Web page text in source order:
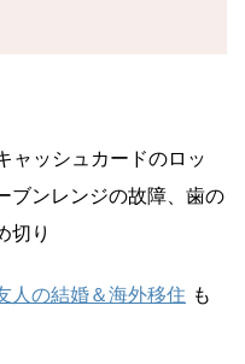
ッシュカードのロッ
ブンレンジの故障、歯の
切り
人の結婚＆海外移住 も